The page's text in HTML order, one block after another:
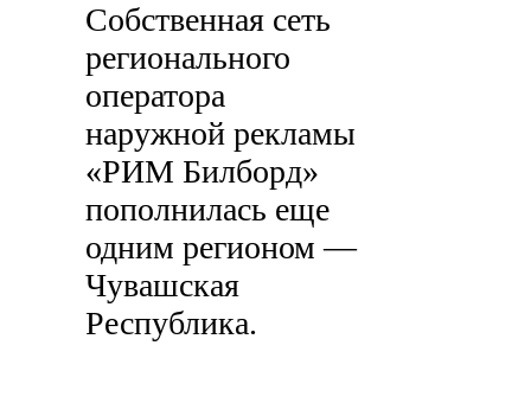
Собственная сеть
регионального
оператора
наружной рекламы
«РИМ Билборд»
пополнилась еще
одним регионом —
Чувашская
Республика.